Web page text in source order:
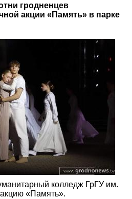
гродненцев
акции «Память» в парке
колледж ГрГУ им.
«Память».